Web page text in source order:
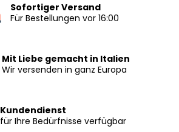
Sofortiger Versand
Für Bestellungen vor 16:00
Mit Liebe gemacht in Italien
Wir versenden in ganz Europa
Kundendienst
für Ihre Bedürfnisse verfügbar